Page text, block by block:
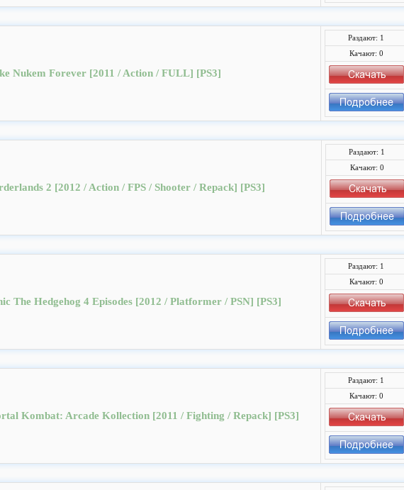
Nukem Forever [2011 / Action / FULL] [PS3]
Раздают: 1
Качают: 0
2 [2012 / Action / FPS / Shooter / Repack] [PS3]
Раздают: 1
Качают: 0
The Hedgehog 4 Episodes [2012 / Platformer / PSN] [PS3]
Раздают: 1
Качают: 0
Kombat: Arcade Kollection [2011 / Fighting / Repack] [PS3]
Раздают: 1
Качают: 0